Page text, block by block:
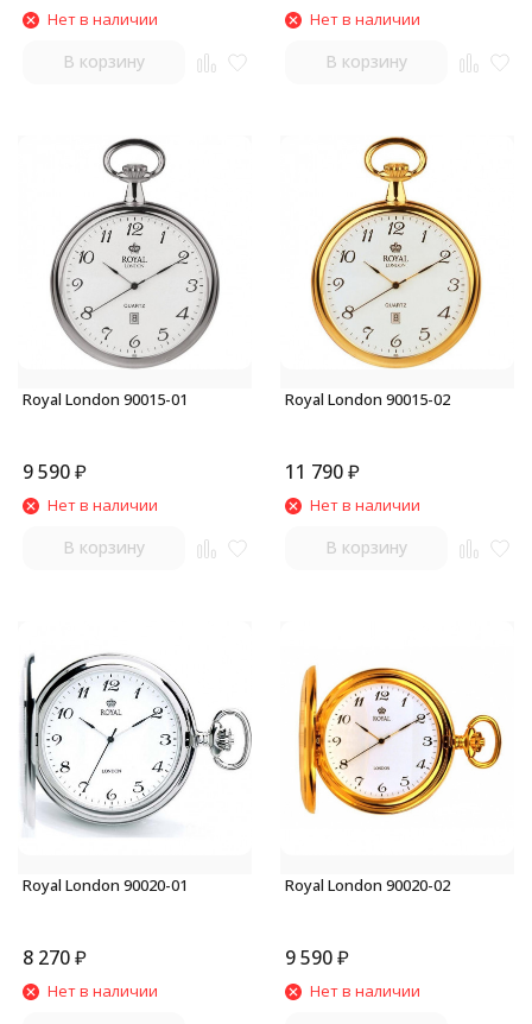
Нет в наличии
В корзину
Нет в наличии
В корзину
Royal London 90015-01
9 590₽
Нет в наличии
В корзину
Royal London 90015-02
11 790₽
Нет в наличии
В корзину
Royal London 90020-01
8 270₽
Нет в наличии
Royal London 90020-02
9 590₽
Нет в наличии